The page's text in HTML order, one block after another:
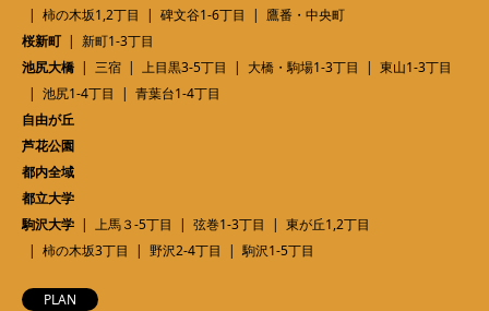
柿の木坂1,2丁目
碑文谷1-6丁目
鷹番・中央町
桜新町
新町1-3丁目
池尻大橋
三宿 上目黒3-5丁目 大橋・駒場1-3丁目
東山1-3丁目
池尻1-4丁目
青葉台1-4丁目
自由が丘
芦花公園
都内全域
都立大学
駒沢大学
上馬３-5丁目 弦巻1-3丁目
東が丘1,2丁目
柿の木坂3丁目
野沢2-4丁目 駒沢1-5丁目
PLAN